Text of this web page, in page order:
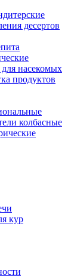
десертов
насекомых
продуктов
колбасные
кур